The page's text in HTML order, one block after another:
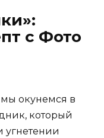
с Фото
окунемся в
который
угнетении